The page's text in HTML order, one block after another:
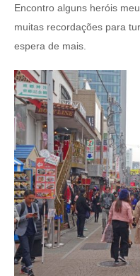
Encontro alguns heróis
muitas recordações para
espera de mais.